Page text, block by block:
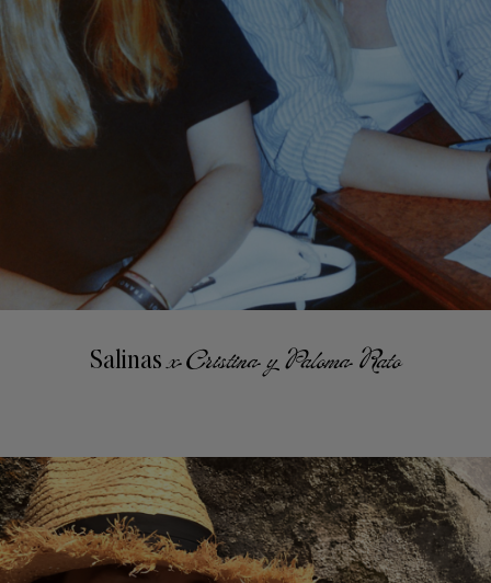
Salinasx Cristina y Paloma Rato